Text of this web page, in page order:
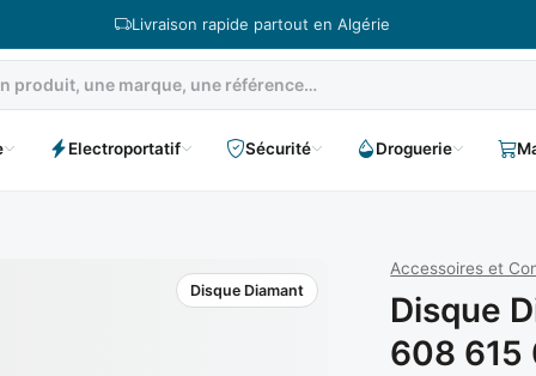
Livraison rapide partout en Algérie
Electroportatif Sécurité Droguerie
Disque Diamant
Accessoires et
Disque
608 615